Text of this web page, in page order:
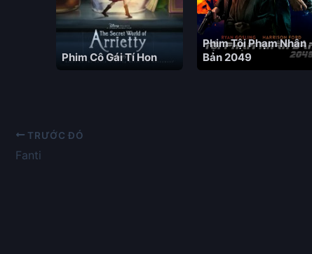
Phim Cô Gái Tí Hon
Phim Tội Phạm Nhân
Bản 2049
TRƯỚC ĐÓ
Fanti